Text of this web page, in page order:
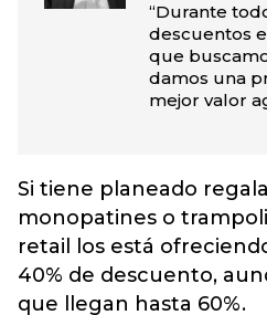
“Durante
descuentos
que
damos una
mejor valor
Si tiene planeado
monopatines o
retail los está
40% de descuento,
que llegan hasta 60%.